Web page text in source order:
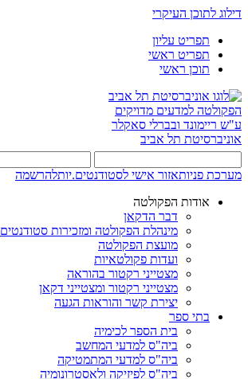
דילוג לתוכן העיקרי
תפריט עליון
תפריט ראשי
תוכן ראשי
הפקולטה למדעים מדויקים
ע"ש ריימונד ובברלי סאקלר
אוניברסיטת תל אביב
מערכת פניותאזור אישי לסטודנטים.יותלהרשמה
אודות הפקולטה
דבר הדקאן
מינהלת הפקולטה ומזכירות סטודנטים
מועצת הפקולטה
ועדות פקולטאיות
מצטייני רקטור בהוראה
מצטייני רקטור ומצטייני דקאן
יצירת קשר והוראות הגעה
בתי ספר
בית הספר לכימיה
ביה"ס למדעי המחשב
ביה"ס למדעי המתמטיקה
ביה"ס לפיזיקה ולאסטרונומיה